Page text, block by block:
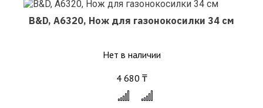
B&D, A6320, Нож для газонокосилки 34 см
Нет в наличии
4 680 ₸